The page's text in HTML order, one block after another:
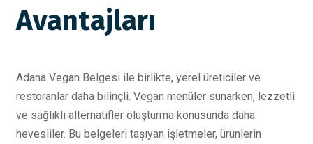
Avantajları
Adana Vegan Belgesi ile birlikte, yerel üreticiler ve
restoranlar daha bilinçli. Vegan menüler sunarken, lezzetli
ve sağlıklı alternatifler oluşturma konusunda daha
hevesliler. Bu belgeleri taşıyan işletmeler, ürünlerin